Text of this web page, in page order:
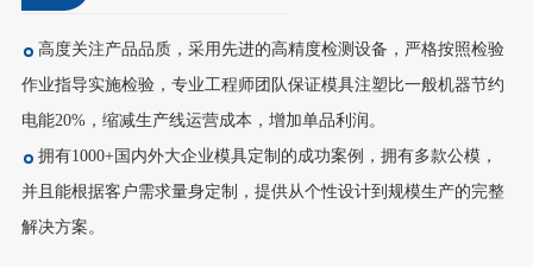
高度关注产品品质，采用先进的高精度检测设备，严格按照检验
作业指导实施检验，专业工程师团队保证模具注塑比一般机器节约
电能20%，缩减生产线运营成本，增加单品利润。
拥有1000+国内外大企业模具定制的成功案例，拥有多款公模，
并且能根据客户需求量身定制，提供从个性设计到规模生产的完整
解决方案。